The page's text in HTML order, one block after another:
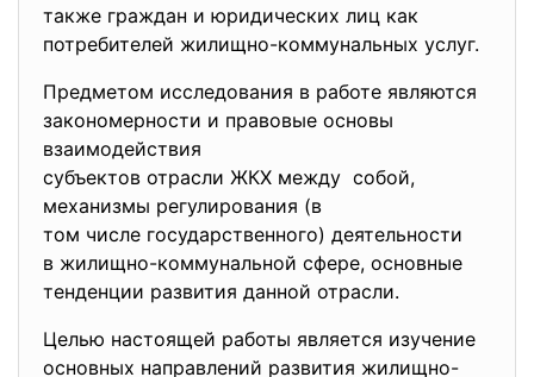
также граждан и юридических лиц как
потребителей жилищно-коммунальных услуг.
Предметом исследования в работе являются
закономерности и правовые основы
взаимодействия
субъектов отрасли ЖКХ между собой,
механизмы регулирования (в
том числе государственного) деятельности
в жилищно-коммунальной сфере, основные
тенденции развития данной отрасли.
Целью настоящей работы является изучение
основных направлений развития жилищно-